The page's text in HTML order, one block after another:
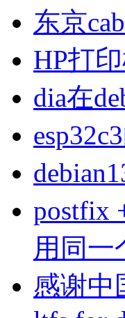
东京
HP打
dia在
postfix
用同一
感谢中